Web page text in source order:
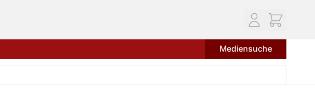
Mediensuche